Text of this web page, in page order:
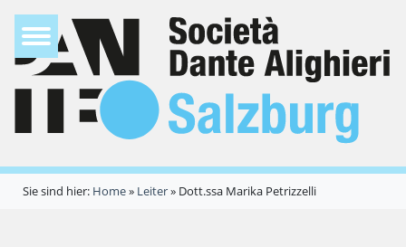
Sie sind hier: Home» Leiter» Dott.ssa Marika Petrizzelli